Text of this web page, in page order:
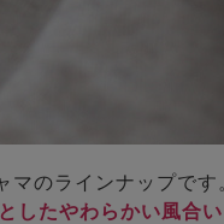
マのラインナップで
したやわらかい風合